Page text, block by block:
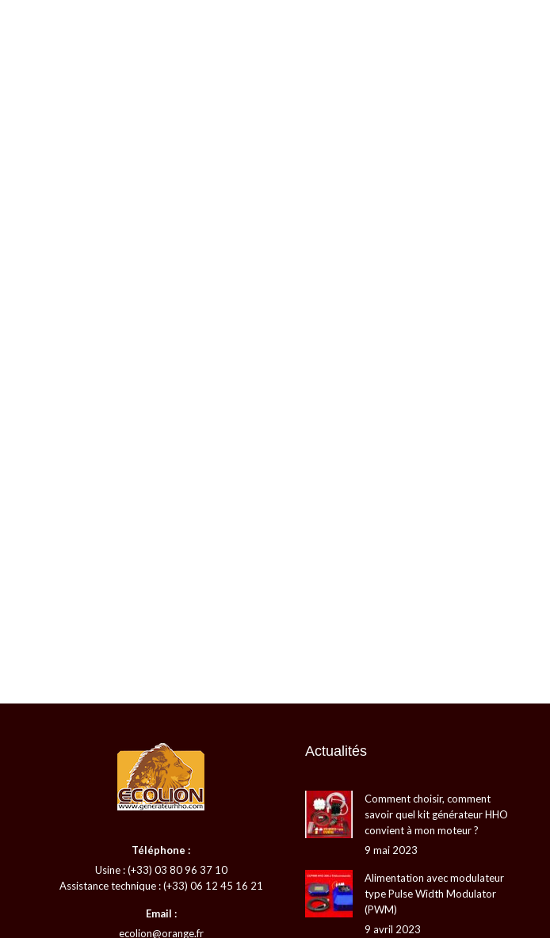
Téléphone :
Usine : (+33) 03 80 96 37 10
Assistance technique : (+33) 06 12 45 16 21
Email :
ecolion@orange.fr
Actualités
Comment choisir, comment
savoir quel kit générateur HHO
convient à mon moteur ?
9 mai 2023
Alimentation avec modulateur
type Pulse Width Modulator
(PWM)
9 avril 2023